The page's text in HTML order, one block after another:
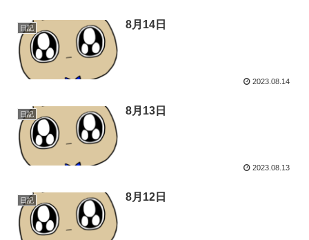
日記 8月14日
2023.08.14
日記 8月13日
2023.08.13
日記 8月12日